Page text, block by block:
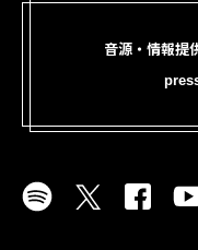
音源・情報提